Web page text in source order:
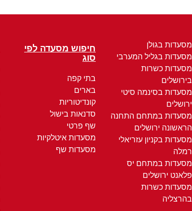
מסעדות בגולן
מסעדות בגליל המערבי
מסעדות כשרות
בירושלים
מסעדות בסינמה סיטי
ירושלים
מסעדות במתחם התחנה
הראשונה ירושלים
מסעדות בקניון עזריאלי
רמלה
מסעדות במתחם יס
פלאנט ירושלים
מסעדות כשרות
בהרצליה
חיפוש מסעדה לפי
סוג
בתי קפה
בארים
קונדיטוריות
סדנאות בישול
שף פרטי
מסעדות איטלקיות
מסעדות שף